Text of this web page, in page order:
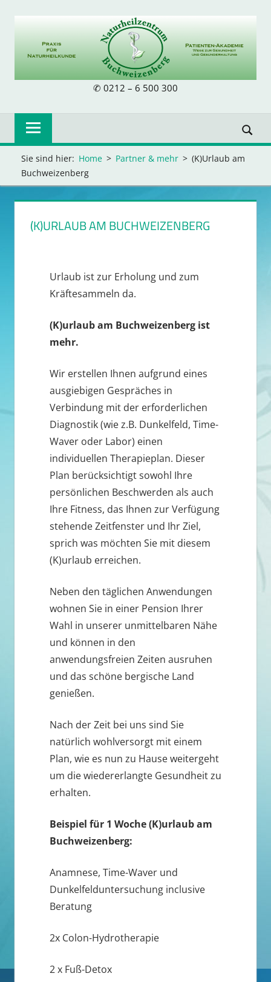
✆ 0212 – 6 500 300
Sie sind hier: Home Partner & mehr
(K)Urlaub am
Buchweizenberg
(K)URLAUB AM BUCHWEIZENBERG
Urlaub ist zur Erholung und zum
Kräftesammeln da.
(K)urlaub am Buchweizenberg ist
mehr.
Wir erstellen Ihnen aufgrund eines
ausgiebigen Gespräches in
Verbindung mit der erforderlichen
Diagnostik (wie z.B. Dunkelfeld, Time-
Waver oder Labor) einen
individuellen Therapieplan. Dieser
Plan berücksichtigt sowohl Ihre
persönlichen Beschwerden als auch
Ihre Fitness, das Ihnen zur Verfügung
stehende Zeitfenster und Ihr Ziel,
sprich was möchten Sie mit diesem
(K)urlaub erreichen.
Neben den täglichen Anwendungen
wohnen Sie in einer Pension Ihrer
Wahl in unserer unmittelbaren Nähe
und können in den
anwendungsfreien Zeiten ausruhen
und das schöne bergische Land
genießen.
Nach der Zeit bei uns sind Sie
natürlich wohlversorgt mit einem
Plan, wie es nun zu Hause weitergeht
um die wiedererlangte Gesundheit zu
erhalten.
Beispiel für 1 Woche (K)urlaub am
Buchweizenberg:
Anamnese, Time-Waver und
Dunkelfelduntersuchung inclusive
Beratung
2x Colon-Hydrotherapie
2 x Fuß-Detox